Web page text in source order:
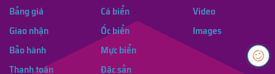
Bảng giá
Giao nhận
Bảo hành
Thanh toán
Cá biển
Ốc biển
Mực biển
Đặc sản
Video
Images